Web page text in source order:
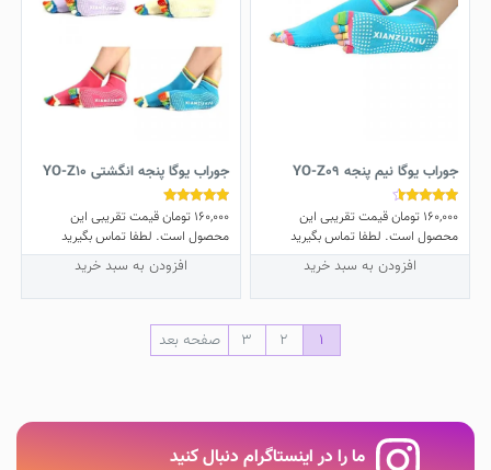
جوراب یوگا نیم پنجه YO-Z09
نمره
4.25
از 5
160,000 تومانقیمت تقریبی این
محصول است. لطفا تماس بگیرید
افزودن به سبد خرید
جوراب یوگا پنجه انگشتی YO-Z10
نمره
5.00
از 5
160,000 تومانقیمت تقریبی این
محصول است. لطفا تماس بگیرید
افزودن به سبد خرید
1
2
3 صفحه بعد
ما را در اینستاگرام دنبال کنید